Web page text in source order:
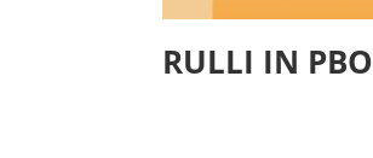
RULLI IN PBO